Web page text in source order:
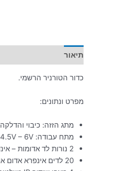
תיאור
כדור הטורניר הרשמי.
מפרט ונתונים:
מתג הזזה: כיבוי והדלקה
מתח עבודה: 4.5V – 6V – באמצעות 4 סוללות AAA
2 נורות לד אדומות – אינדקציה לכדור פועל
20 לדים אינפרא אדום אורך גל 940nm